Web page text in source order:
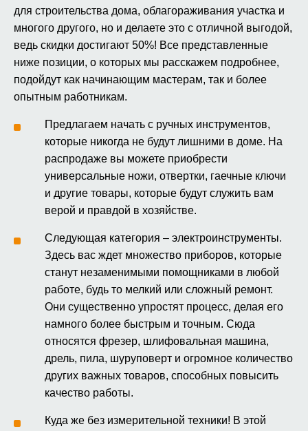
для строительства дома, облагораживания участка и
многого другого, но и делаете это с отличной выгодой,
ведь скидки достигают 50%! Все представленные
ниже позиции, о которых мы расскажем подробнее,
подойдут как начинающим мастерам, так и более
опытным работникам.
Предлагаем начать с ручных инструментов,
которые никогда не будут лишними в доме. На
распродаже вы можете приобрести
универсальные ножи, отвертки, гаечные ключи
и другие товары, которые будут служить вам
верой и правдой в хозяйстве.
Следующая категория – электроинструменты.
Здесь вас ждет множество приборов, которые
станут незаменимыми помощниками в любой
работе, будь то мелкий или сложный ремонт.
Они существенно упростят процесс, делая его
намного более быстрым и точным. Сюда
относятся фрезер, шлифовальная машина,
дрель, пила, шуруповерт и огромное количество
других важных товаров, способных повысить
качество работы.
Куда же без измерительной техники! В этой